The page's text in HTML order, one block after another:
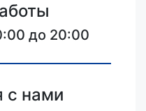
до 20:00
с нами